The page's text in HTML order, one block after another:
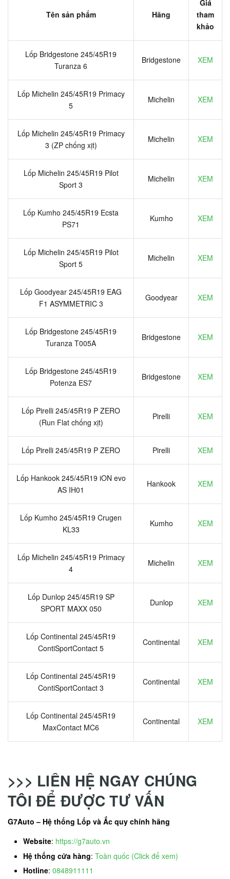
Tên sản phẩm Hãng
Giá
tham
khảo
Lốp Bridgestone 245/45R19
Turanza 6
Bridgestone XEM
Lốp Michelin 245/45R19 Primacy
5
Michelin XEM
Lốp Michelin 245/45R19 Primacy
3 (ZP chống xịt)
Michelin XEM
Lốp Michelin 245/45R19 Pilot
Sport 3
Michelin XEM
Lốp Kumho 245/45R19 Ecsta
PS71
Kumho XEM
Lốp Michelin 245/45R19 Pilot
Sport 5
Michelin XEM
Lốp Goodyear 245/45R19 EAG
F1 ASYMMETRIC 3
Goodyear XEM
Lốp Bridgestone 245/45R19
Turanza T005A
Bridgestone XEM
Lốp Bridgestone 245/45R19
Potenza ES7
Bridgestone XEM
Lốp Pirelli 245/45R19 P ZERO
(Run Flat chống xịt)
Pirelli XEM
Lốp Pirelli 245/45R19 P ZERO Pirelli XEM
Lốp Hankook 245/45R19 iON evo
AS IH01
Hankook XEM
Lốp Kumho 245/45R19 Crugen
KL33
Kumho XEM
Lốp Michelin 245/45R19 Primacy
4
Michelin XEM
Lốp Dunlop 245/45R19 SP
SPORT MAXX 050
Dunlop XEM
Lốp Continental 245/45R19
ContiSportContact 5
Continental XEM
Lốp Continental 245/45R19
ContiSportContact 3
Continental XEM
Lốp Continental 245/45R19
MaxContact MC6
Continental XEM
>>> LIÊN HỆ NGAY CHÚNG
TÔI ĐỂ ĐƯỢC TƯ VẤN
G7Auto – Hệ thống Lốp và Ắc quy chính hãng
Website: https://g7auto.vn
Hệ thống cửa hàng: Toàn quốc (Click để xem)
Hotline: 0848911111